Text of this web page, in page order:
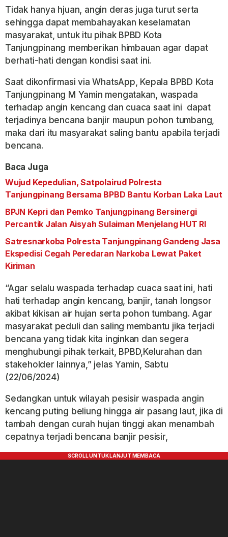
Tidak hanya hjuan, angin deras juga turut serta
sehingga dapat membahayakan keselamatan
masyarakat, untuk itu pihak BPBD Kota
Tanjungpinang memberikan himbauan agar dapat
berhati-hati dengan kondisi saat ini.
Saat dikonfirmasi via WhatsApp, Kepala BPBD Kota
Tanjungpinang M Yamin mengatakan, waspada
terhadap angin kencang dan cuaca saat ini dapat
terjadinya bencana banjir maupun pohon tumbang,
maka dari itu masyarakat saling bantu apabila terjadi
bencana.
Baca Juga
Wujud Kepedulian, Satpolairud Polresta
Tanjungpinang Bersama BPBD Bantu Korban Laka Laut
BPJN Kepri dan Pemko Tanjungpinang Bersinergi
Percantik Jalan Aisyah Sulaiman Menjelang HUT RI
Satresnarkoba Polresta Tanjungpinang Gandeng Jasa
Ekspedisi Cegah Peredaran Narkoba Lewat Paket
Kiriman
“Agar selalu waspada terhadap cuaca saat ini, hati
hati terhadap angin kencang, banjir, tanah longsor
akibat kikisan air hujan serta pohon tumbang. Agar
masyarakat peduli dan saling membantu jika terjadi
bencana yang tidak kita inginkan dan segera
menghubungi pihak terkait, BPBD,Kelurahan dan
stakeholder lainnya,” jelas Yamin, Sabtu
(22/06/2024)
Sedangkan untuk wilayah pesisir waspada angin
kencang puting beliung hingga air pasang laut, jika di
tambah dengan curah hujan tinggi akan menambah
cepatnya terjadi bencana banjir pesisir,